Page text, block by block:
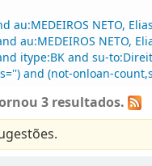
NETO,
au:MEDEIROS NETO,
itype:BK and su-
and (not-onloan-
3 resultados.